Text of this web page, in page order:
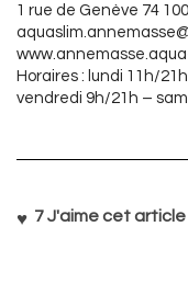
1 rue de Genève 74
Horaires : lundi 11h/
vendredi 9h/21h –
7J'aime cet article